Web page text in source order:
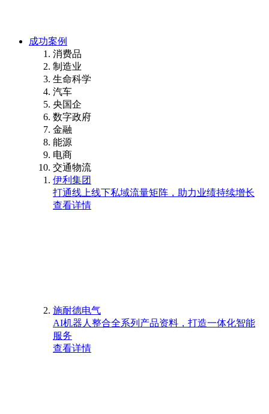
成功案例
消费品
制造业
生命科学
汽车
央国企
数字政府
金融
能源
电商
交通物流
伊利集团
打通线上线下私域流量矩阵，助力业绩持续增长
查看详情
施耐德电气
AI机器人整合全系列产品资料，打造一体化智能
服务
查看详情